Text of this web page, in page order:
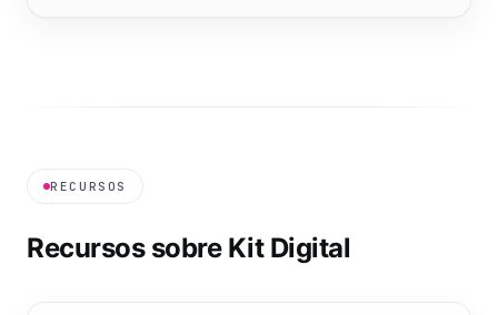
RECURSOS
Recursos sobre Kit Digital